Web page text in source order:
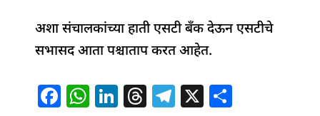
अशा संचालकांच्या हाती एसटी बँक देऊन एसटीचे
सभासद आता पश्चाताप करत आहेत.
F W Li T T X